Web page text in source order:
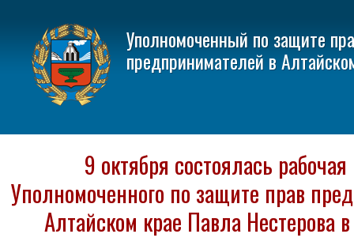
Уполномоченный по защите
предпринимателей в
9 октября состоялась
Уполномоченного по защите прав
Алтайском крае Павла Нестерова